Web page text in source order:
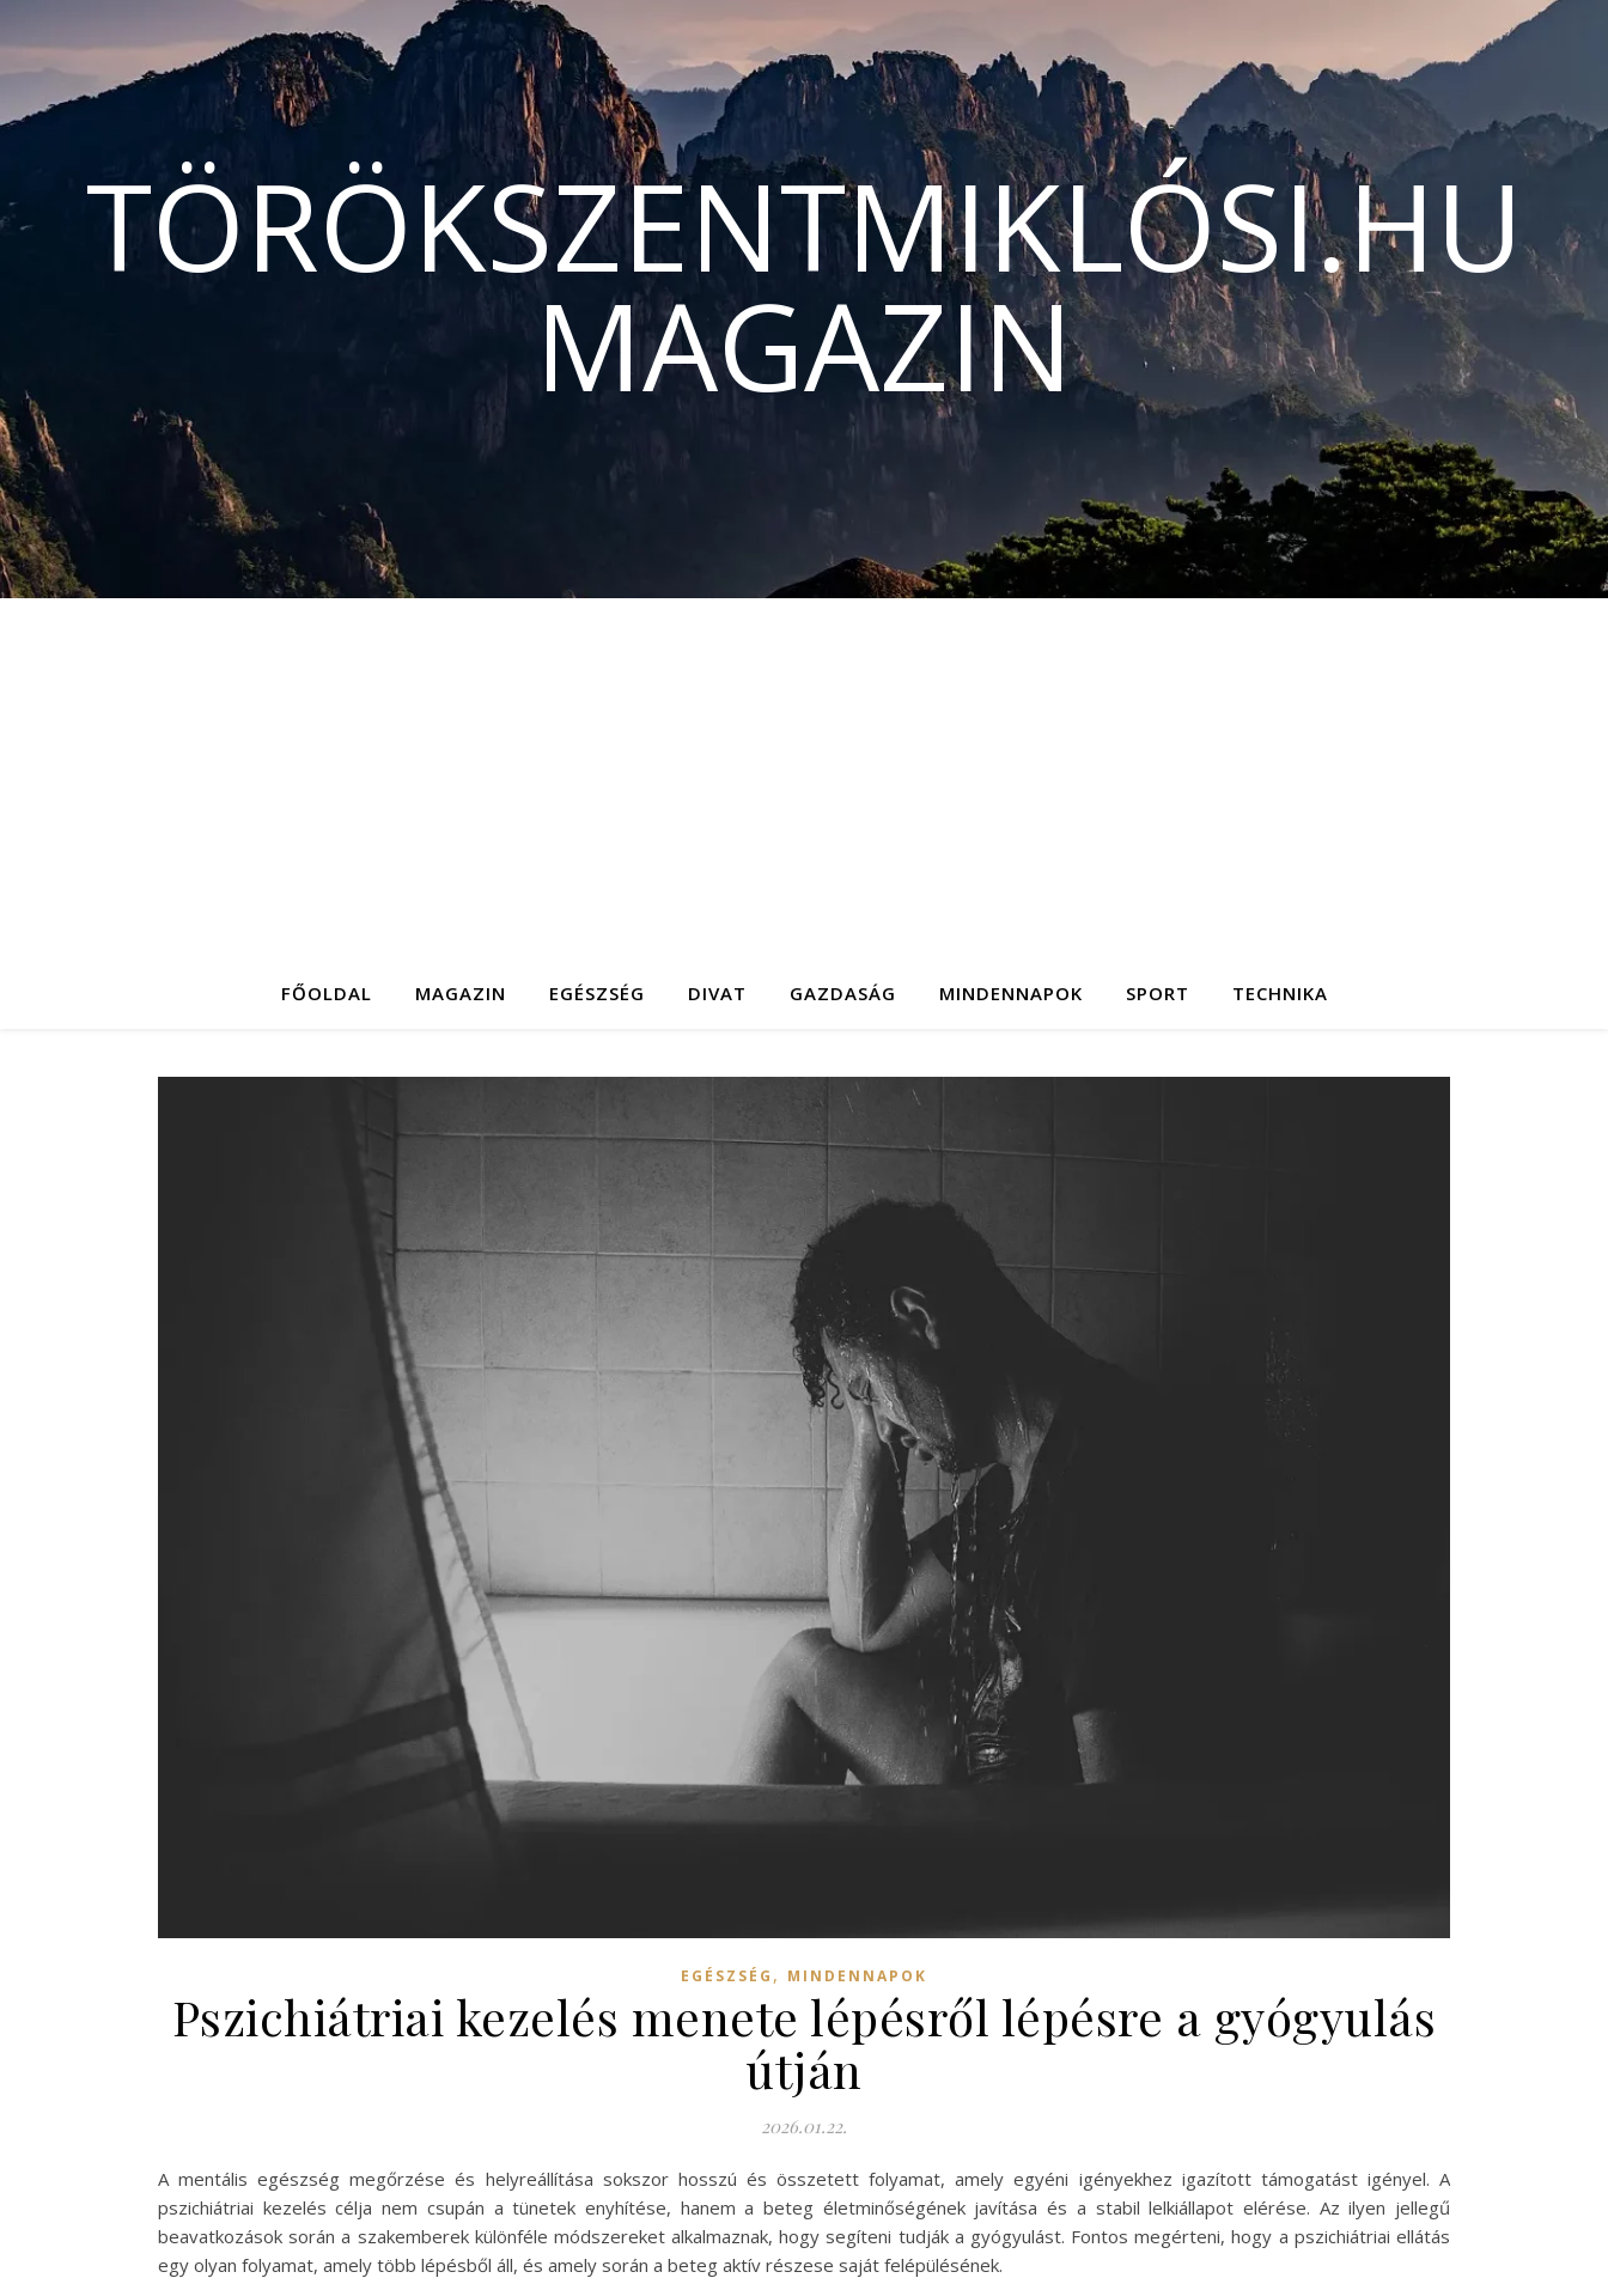
TÖRÖKSZENTMIKLÓSI.HU
MAGAZIN
FŐOLDAL MAGAZIN EGÉSZSÉG DIVAT GAZDASÁG MINDENNAPOK SPORT TECHNIKA
EGÉSZSÉG , MINDENNAPOK
Pszichiátriai kezelés menete lépésről lépésre a gyógyulás
útján
2026.01.22.
A mentális egészség megőrzése és helyreállítása sokszor hosszú és összetett folyamat, amely egyéni igényekhez igazított támogatást igényel. A
pszichiátriai kezelés célja nem csupán a tünetek enyhítése, hanem a beteg életminőségének javítása és a stabil lelkiállapot elérése. Az ilyen jellegű
beavatkozások során a szakemberek különféle módszereket alkalmaznak, hogy segíteni tudják a gyógyulást. Fontos megérteni, hogy a pszichiátriai ellátás
egy olyan folyamat, amely több lépésből áll, és amely során a beteg aktív részese saját felépülésének.